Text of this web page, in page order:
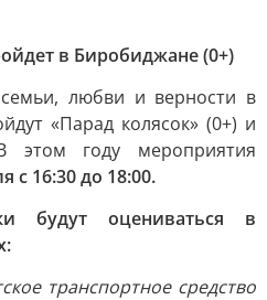
в Биробиджане (0+)
любви и верности в
«Парад колясок» (0+) и
этом году мероприятия
с 16:30 до 18:00.
будут оцениваться в
транспортное средство